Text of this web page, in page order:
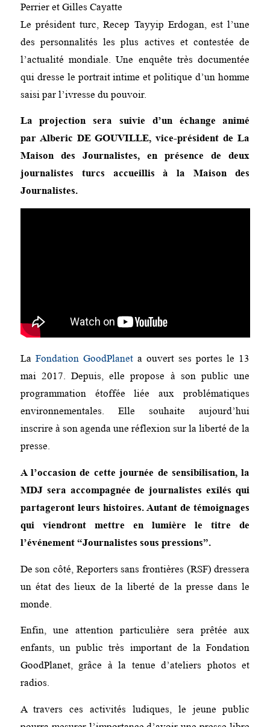
Perrier et Gilles Cayatte
Le président turc, Recep Tayyip Erdogan, est l’une
des personnalités les plus actives et contestée de
l’actualité mondiale. Une enquête très documentée
qui dresse le portrait intime et politique d’un homme
saisi par l’ivresse du pouvoir.
La projection sera suivie d’un échange animé
par Alberic DE GOUVILLE, vice-président deLa
Maison des Journalistes, en présence de deux
journalistes turcs accueillis à la Maison des
Journalistes.
La Fondation GoodPlaneta ouvert ses portes le 13
mai 2017. Depuis, elle propose à son public une
programmation étoffée liée aux problématiques
environnementales. Elle souhaite aujourd’hui
inscrire à son agenda une réflexion sur la liberté de la
presse.
A l’occasion de cette journée de sensibilisation, la
MDJ sera accompagnée de journalistes exilés qui
partageront leurs histoires. Autant de témoignages
qui viendront mettre en lumière le titre de
l’événement “Journalistes sous pressions”.
De son côté, Reporters sans frontières (RSF) dressera
un état des lieux de la liberté de la presse dans le
monde.
Enfin, une attention particulière sera prêtée aux
enfants, un public très important de la Fondation
GoodPlanet, grâce à la tenue d’ateliers photos et
radios.
A travers ces activités ludiques, le jeune public